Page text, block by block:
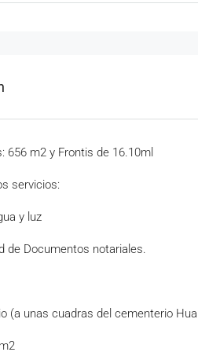
656 m2 y Frontis de 16.10ml
servicios:
y luz
de Documentos notariales.
(a unas cuadras del cementerio